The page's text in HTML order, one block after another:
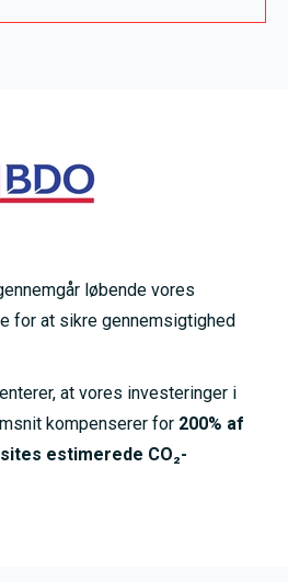
løbende vores
for at sikre gennemsigtighed
at vores investeringer i
kompenserer for 200% af
estimerede CO₂-